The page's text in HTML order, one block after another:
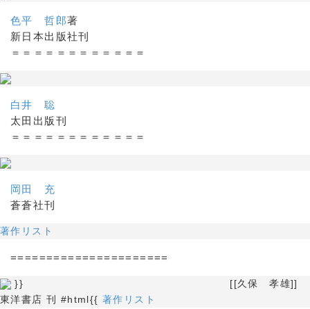
色平 哲郎著
新日本出版社刊
＝＝＝＝＝＝＝＝＝＝＝＝
白井 聡
太田出版刊
＝＝＝＝＝＝＝＝＝＝＝＝
岡田 充
蒼蒼社刊
著作リスト
======================
}} [[久保 孝雄]]
東洋書店 刊 #html{{ 著作リスト